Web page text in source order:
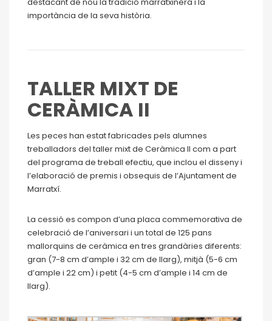
importància de la seva història.
TALLER MIXT DE
CERÀMICA II
Les peces han estat fabricades pels alumnes
treballadors del taller mixt de Ceràmica II com a part
del programa de treball efectiu, que inclou el disseny i
l’elaboració de premis i obsequis de l’Ajuntament de
Marratxí.
La cessió es compon d’una placa commemorativa de
celebració de l’aniversari i un total de 125 pans
mallorquins de ceràmica en tres grandàries diferents:
gran (7-8 cm d’ample i 32 cm de llarg), mitjà (5-6 cm
d’ample i 22 cm) i petit (4-5 cm d’ample i 14 cm de
llarg).